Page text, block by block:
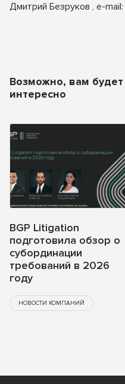
Дмитрий Безруков , e-mail:
Возможно, вам будет
интересно
BGP Litigation
подготовила обзор о
субординации
требований в 2026
году
НОВОСТИ КОМПАНИЙ